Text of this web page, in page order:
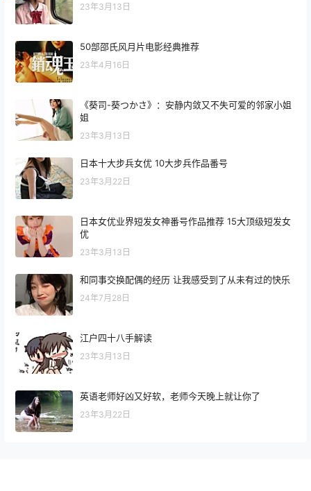
23年3月13日
50部邵氏风月片电影经典推荐
23年4月16日
《葵司-葵つかさ》：安静内敛又不失可爱的邻家小姐
姐
23年3月13日
日本十大步兵女优 10大步兵作品番号
23年3月22日
日本女优业界短发女神番号作品推荐 15大顶级短发女
优
23年3月13日
和同事交换配偶的经历 让我感受到了从未有过的快乐
24年7月28日
江户四十八手解读
23年3月13日
英语老师好凶又好软，老师今天晚上就让你了
23年3月22日